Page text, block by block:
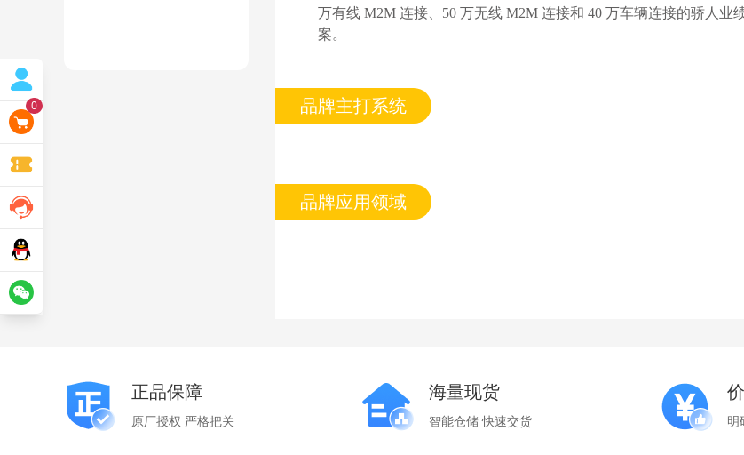
0
万有线 M2M 连接、50 万无线 M2M 连接和 40 万车辆连接的骄人
案。
品牌主打系统
品牌应用领域
正品保障
原厂授权 严格把关
海量现货
智能仓储 快速交货 明